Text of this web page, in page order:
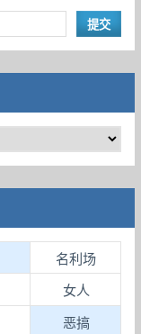
名利场
女人
恶搞